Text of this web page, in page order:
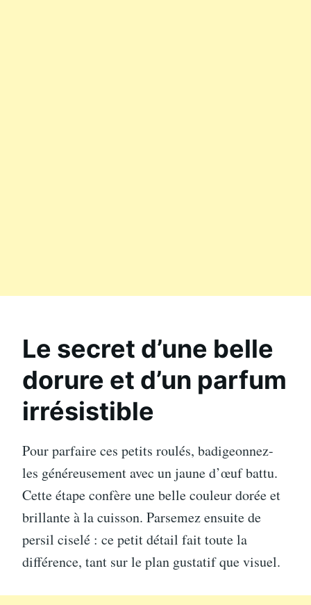
Le secret d’une belle
dorure et d’un parfum
irrésistible
Pour parfaire ces petits roulés, badigeonnez-
les généreusement avec un jaune d’œuf battu.
Cette étape confère une belle couleur dorée et
brillante à la cuisson. Parsemez ensuite de
persil ciselé : ce petit détail fait toute la
différence, tant sur le plan gustatif que visuel.